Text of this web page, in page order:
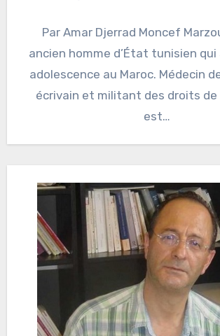
Par Amar Djerrad Moncef
ancien homme d’État tunisien qui
adolescence au Maroc. Médecin
écrivain et militant des droits de
est…